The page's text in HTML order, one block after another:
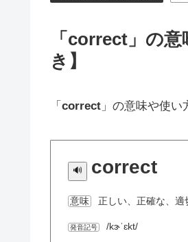
「correct」の
き】
「 correct 」の意味や使い
correct
意味 正しい、正確な、適
発音記号 /kɝˈɛkt/